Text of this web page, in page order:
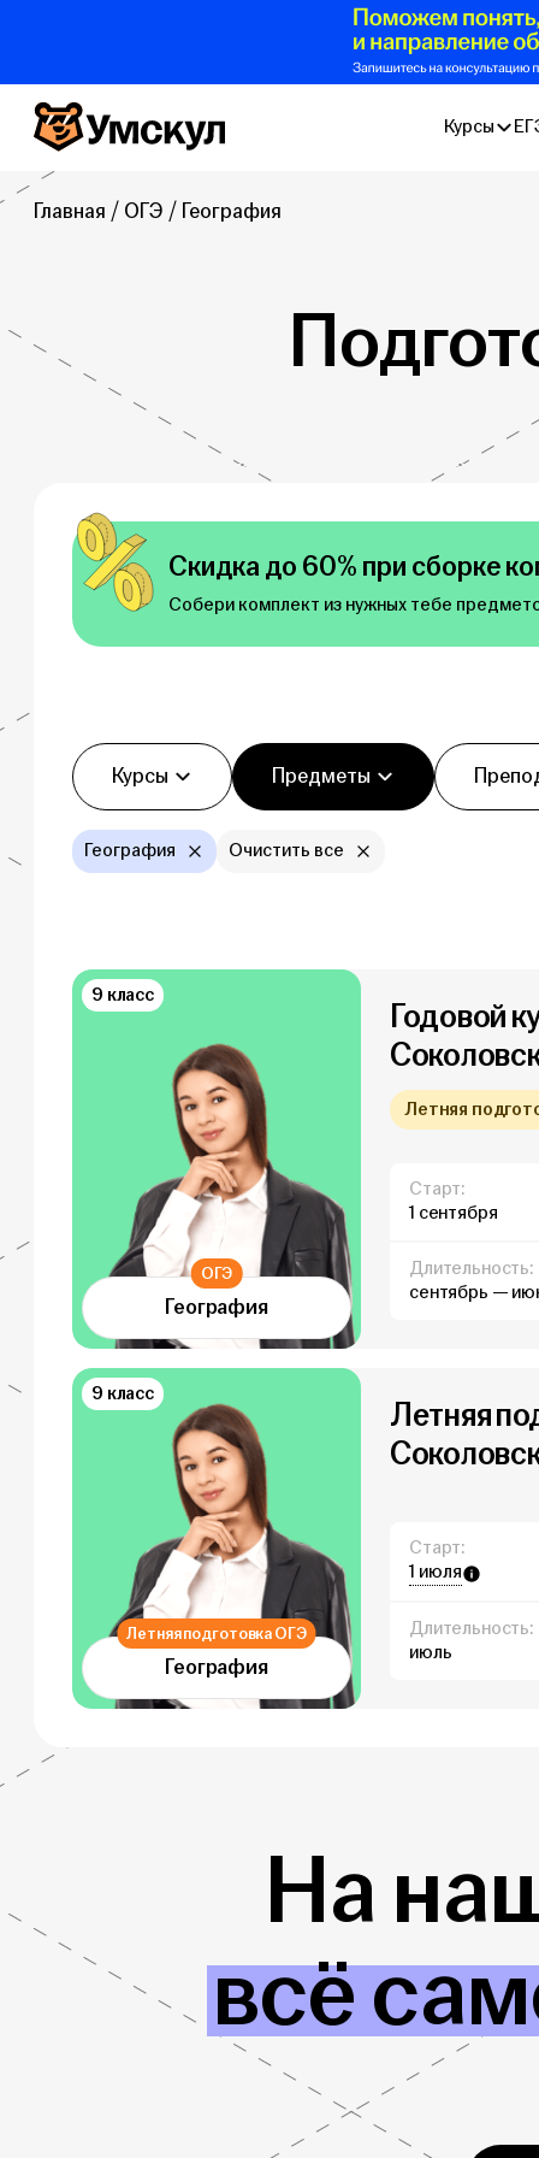
Умскул
Курсы
Главная ОГЭ География
Скидка до 60% при сборке
Собери комплект из нужных тебе
Фильтры
Курсы Предметы
География Очистить все
География
ОГЭ
9 класс
Годовой
Летняя
Старт:
1 сентября
Длительность:
сентябрь —
География
Летняя подготовка ОГЭ
9 класс
Летняя
Старт:
1 июля
Длительность:
июль
На
всё